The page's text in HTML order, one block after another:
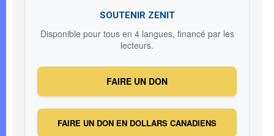
SOUTENIR ZENIT
Disponible pour tous en 4 langues, financé par les
lecteurs.
FAIRE UN DON
FAIRE UN DON EN DOLLARS CANADIENS